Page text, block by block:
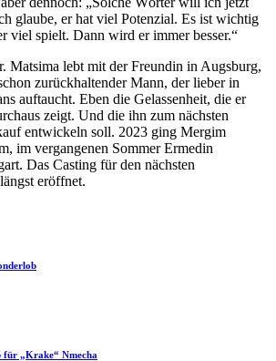
glaube, er hat viel Potenzial. Es ist wichtig
viel spielt. Dann wird er immer besser.“
Matsima lebt mit der Freundin in Augsburg,
zurückhaltender Mann, der lieber in
auftaucht. Eben die Gelassenheit, die er
zeigt. Und die ihn zum nächsten
entwickeln soll. 2023 ging Mergim
im vergangenen Sommer Ermedin
Das Casting für den nächsten
eröffnet.
für „Krake“ Nmecha